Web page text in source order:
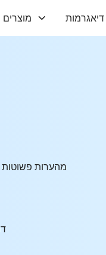
מוצרים דיאגרמות